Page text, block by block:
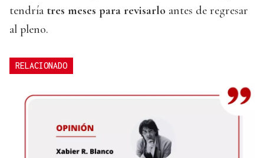
tendría tres meses para revisarlo antes de regresar
al pleno.
RELACIONADO